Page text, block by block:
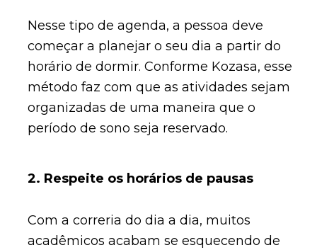
Nesse tipo de agenda, a pessoa deve
começar a planejar o seu dia a partir do
horário de dormir. Conforme Kozasa, esse
método faz com que as atividades sejam
organizadas de uma maneira que o
período de sono seja reservado.
2. Respeite os horários de pausas
Com a correria do dia a dia, muitos
acadêmicos acabam se esquecendo de